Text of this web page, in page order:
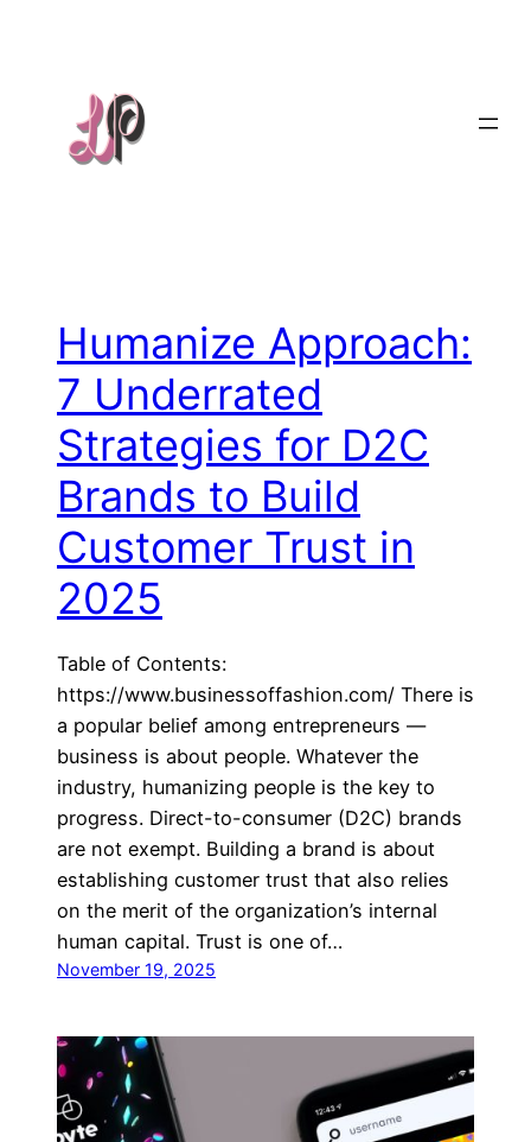
Humanize Approach:
7 Underrated
Strategies for D2C
Brands to Build
Customer Trust in
2025
Table of Contents:
https://www.businessoffashion.com/ There is
a popular belief among entrepreneurs —
business is about people. Whatever the
industry, humanizing people is the key to
progress. Direct-to-consumer (D2C) brands
are not exempt. Building a brand is about
establishing customer trust that also relies
on the merit of the organization’s internal
human capital. Trust is one of…
November 19, 2025